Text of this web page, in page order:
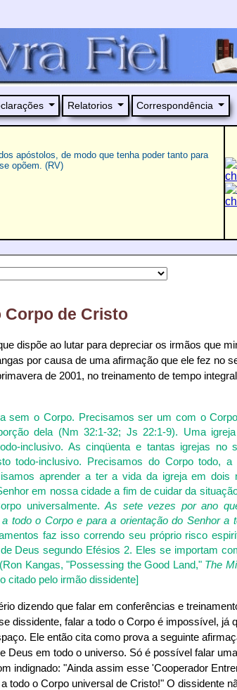
Relatorios Correspondência
apóstolos, de modo que tenha poder tanto para
opõem. (RV)
Corpo de Cristo
dispõe ao lutar para depreciar os irmãos que
por causa de uma afirmação que ele fez no
de 2001, no treinamento de tempo
sem o Corpo. Precisamos ser um com o
dela (Nm 32:1-32; Js 22:1-9). Uma igreja
inclusivo. As cinqüenta e tantas igrejas no
todo-inclusivo. Precisamos do Corpo todo, a
aprender a ter a vida da igreja em dois
em nossa cidade a fim de cuidar da
universalmente. As sete vezes por ano
todo o Corpo e para a orientação do Senhor a
faz isso correndo seu próprio risco
Deus segundo Efésios 2. Eles se importam
Kangas, "Possessing the Good Land," The
citado pelo irmão dissidente]
dizendo que falar em conferências e
dissidente, falar a todo o Corpo é impossível, já
Ele então cita como prova a seguinte
Deus em todo o universo. Só é possível falar
indignado: "Ainda assim esse 'Cooperador
todo o Corpo universal de Cristo!" O dissidente